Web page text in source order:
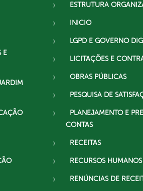
E
ESTRUTURA
INICIO
LGPD E GOVERNO
LICITAÇÕES E
OBRAS PÚBLICAS
PESQUISA DE
PLANEJAMENTO E
CONTAS
RECEITAS
RECURSOS HUMANOS
RENÚNCIAS DE